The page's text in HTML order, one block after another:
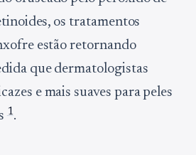
os tratamentos
estão retornando
que dermatologistas
e mais suaves para peles
1.